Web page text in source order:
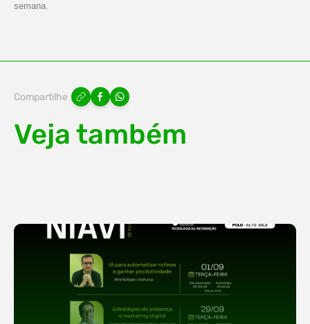
semana.
Compartilhe
Veja também